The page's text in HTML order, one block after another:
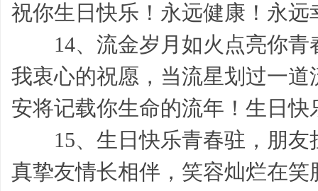
祝你生日快乐！永远健康！永远
14、流金岁月如火点亮你青
我衷心的祝愿，当流星划过一
安将记载你生命的流年！生日快
15、生日快乐青春驻，朋友
真挚友情长相伴，笑容灿烂在